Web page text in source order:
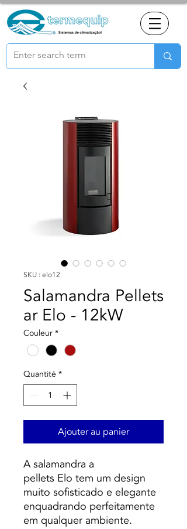
SKU : elo12
Salamandra Pellets
ar Elo - 12kW
Couleur *
Quantité *
Ajouter au panier
A salamandra a
pellets Elo tem um design
muito sofisticado e elegante
enquadrando perfeitamente
em qualquer ambiente.